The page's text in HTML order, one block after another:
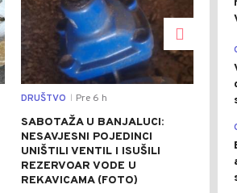
DRUŠTVO Pre 6 h
SABOTAŽA U BANJALUCI:
NESAVJESNI POJEDINCI
UNIŠTILI VENTIL I ISUŠILI
REZERVOAR VODE U
REKAVICAMA (FOTO)